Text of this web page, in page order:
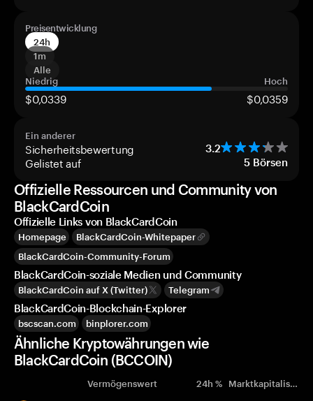
Preisentwicklung
24h
1m
Alle
Niedrig
Hoch
$0,0339 $0,0359
Ein anderer
Sicherheitsbewertung 3.2
Gelistet auf 5 Börsen
Offizielle Ressourcen und Community von
BlackCardCoin
Offizielle Links von BlackCardCoin
Homepage
BlackCardCoin-Whitepaper
BlackCardCoin-Community-Forum
BlackCardCoin-soziale Medien und Community
BlackCardCoin auf X (Twitter) Telegram
BlackCardCoin-Blockchain-Explorer
bscscan.com binplorer.com
Ähnliche Kryptowährungen wie
BlackCardCoin (BCCOIN)
Vermögenswert 24h % Marktkapitalisierung